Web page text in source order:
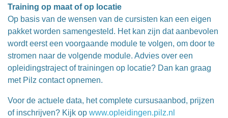
Training op maat of op locatie
Op basis van de wensen van de cursisten kan een eigen
pakket worden samengesteld. Het kan zijn dat aanbevolen
wordt eerst een voorgaande module te volgen, om door te
stromen naar de volgende module. Advies over een
opleidingstraject of trainingen op locatie? Dan kan graag
met Pilz contact opnemen.
Voor de actuele data, het complete cursusaanbod, prijzen
of inschrijven? Kijk op www.opleidingen.pilz.nl